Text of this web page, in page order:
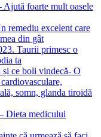
Ajută foarte mult oasele
remediu excelent care
din gât
Taurii primesc o
ta
ce boli vindecă- O
somn, glanda tiroidă
Dieta medicului